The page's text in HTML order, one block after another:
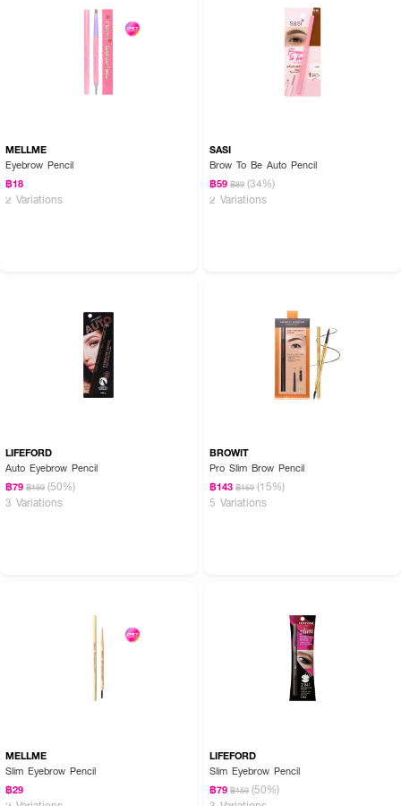
MELLME
Eyebrow Pencil
฿18
2 Variations
SASI
Brow To Be Auto Pencil
฿59 ฿89 (34%)
2 Variations
LIFEFORD
Auto Eyebrow Pencil
฿79 ฿159 (50%)
3 Variations
BROWIT
Pro Slim Brow Pencil
฿143 ฿169 (15%)
5 Variations
MELLME
Slim Eyebrow Pencil
฿29
LIFEFORD
Slim Eyebrow Pencil
฿79 ฿159 (50%)